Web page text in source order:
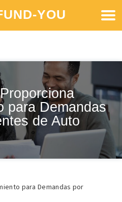
YOU
para Demandas
de Auto
para Demandas por